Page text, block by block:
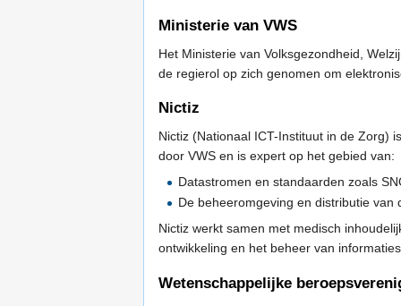
Ministerie van VWS
Het Ministerie van Volksgezondheid,
de regierol op zich genomen om
Nictiz
Nictiz (Nationaal ICT-Instituut in de Zorg)
door VWS en is expert op het gebied van:
Datastromen en standaarden zoals
De beheeromgeving en distributie van
Nictiz werkt samen met medisch
ontwikkeling en het beheer van
Wetenschappelijke